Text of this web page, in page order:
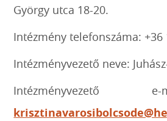
György utca 18-20.
Intézmény telefonszáma: +36
Intézményvezető neve:
Intézményvezető